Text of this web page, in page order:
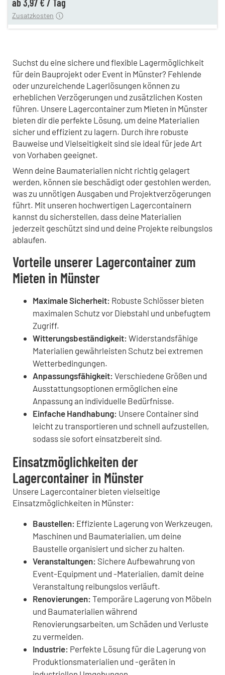
ab 3,97 € / Tag
Zusatzkosten
Suchst du eine sichere und flexible Lagermöglichkeit
für dein Bauprojekt oder Event in Münster? Fehlende
oder unzureichende Lagerlösungen können zu
erheblichen Verzögerungen und zusätzlichen Kosten
führen. Unsere Lagercontainer zum Mieten in Münster
bieten dir die perfekte Lösung, um deine Materialien
sicher und effizient zu lagern. Durch ihre robuste
Bauweise und Vielseitigkeit sind sie ideal für jede Art
von Vorhaben geeignet.
Wenn deine Baumaterialien nicht richtig gelagert
werden, können sie beschädigt oder gestohlen werden,
was zu unnötigen Ausgaben und Projektverzögerungen
führt. Mit unseren hochwertigen Lagercontainern
kannst du sicherstellen, dass deine Materialien
jederzeit geschützt sind und deine Projekte reibungslos
ablaufen.
Vorteile unserer Lagercontainer zum
Mieten in Münster
Maximale Sicherheit: Robuste Schlösser bieten
maximalen Schutz vor Diebstahl und unbefugtem
Zugriff.
Witterungsbeständigkeit: Widerstandsfähige
Materialien gewährleisten Schutz bei extremen
Wetterbedingungen.
Anpassungsfähigkeit: Verschiedene Größen und
Ausstattungsoptionen ermöglichen eine
Anpassung an individuelle Bedürfnisse.
Einfache Handhabung: Unsere Container sind
leicht zu transportieren und schnell aufzustellen,
sodass sie sofort einsatzbereit sind.
Einsatzmöglichkeiten der
Lagercontainer in Münster
Unsere Lagercontainer bieten vielseitige
Einsatzmöglichkeiten in Münster:
Baustellen: Effiziente Lagerung von Werkzeugen,
Maschinen und Baumaterialien, um deine
Baustelle organisiert und sicher zu halten.
Veranstaltungen: Sichere Aufbewahrung von
Event-Equipment und -Materialien, damit deine
Veranstaltung reibungslos verläuft.
Renovierungen: Temporäre Lagerung von Möbeln
und Baumaterialien während
Renovierungsarbeiten, um Schäden und Verluste
zu vermeiden.
Industrie: Perfekte Lösung für die Lagerung von
Produktionsmaterialien und -geräten in